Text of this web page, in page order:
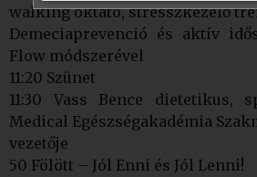
walking oktató, stresszkezelő
Demeciaprevenció és aktív
Flow módszerével
11:20 Szünet
11:30 Vass Bence dietetikus,
Medical Egészségakadémia
vezetője
50 Fölött – Jól Enni és Jól Lenni!